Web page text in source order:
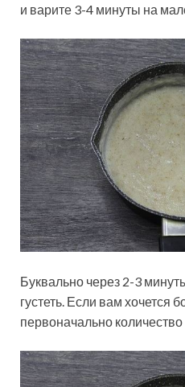
и варите 3-4 минуты на
Буквально через 2-3
густеть. Если вам хочется
первоначально